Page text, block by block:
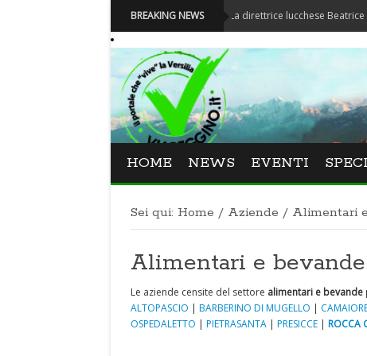
BREAKING NEWS
Festival La Versiliana - La direttrice lucchese Beatrice Venezi
HOME NEWS EVENTI
Sei qui: Home / Aziende / Alimentari
Alimentari e
Le aziende censite del settore alimentari e bevande
ALTOPASCIO | BARBERINO DI MUGELLO |
OSPEDALETTO | PIETRASANTA | PRESICCE | ROCCA